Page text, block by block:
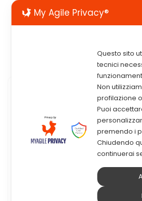
Webinar:
L’efficienza Di SAP
Ottimizza I Processi
Integrando La
Documentale
My Agile Privacy®
Questo sito
tecnici
Non
profilazione
Puoi
premendo i
Chiudendo
continuerai